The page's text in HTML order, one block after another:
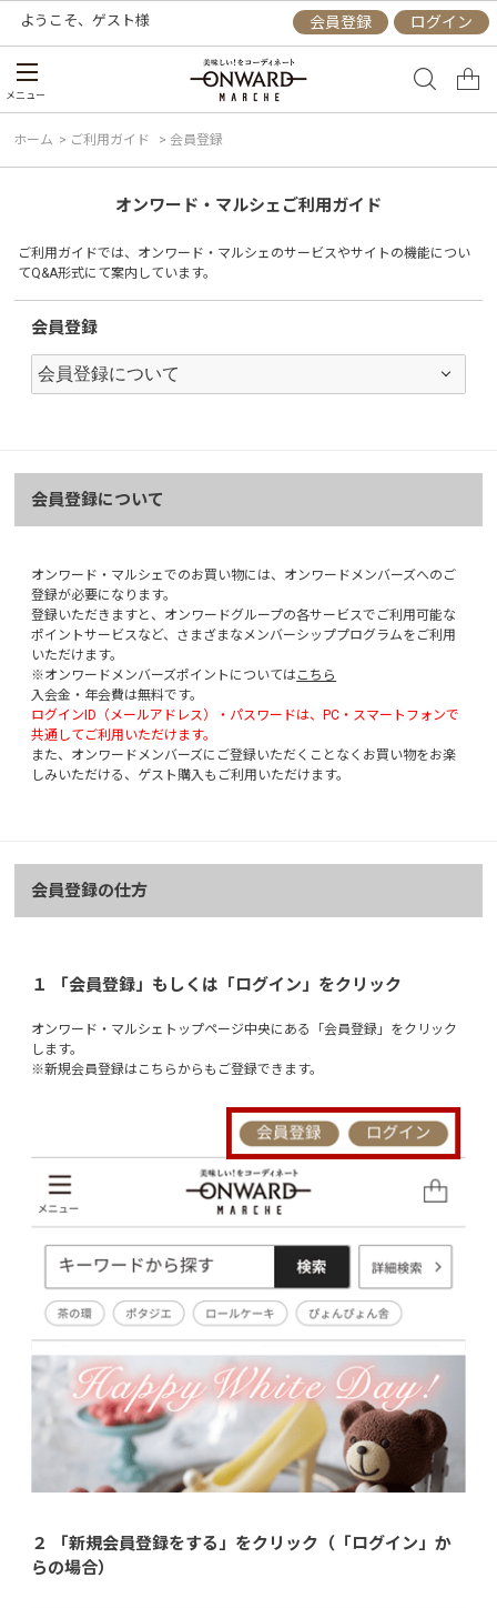
ようこそ、 ゲスト様 会員登録 ログイン
メニュー
ホーム > ご利用ガイド > 会員登録
オンワード・マルシェご利用ガイド
ご利用ガイドでは、オンワード・マルシェのサービスやサイトの機能につい
てQ&A形式にて案内しています。
会員登録
会員登録について
オンワード・マルシェでのお買い物には、オンワードメンバーズへのご
登録が必要になります。
登録いただきますと、オンワードグループの各サービスでご利用可能な
ポイントサービスなど、さまざまなメンバーシッププログラムをご利用
いただけます。
※オンワードメンバーズポイントについてはこちら
入会金・年会費は無料です。
ログインID（メールアドレス）・パスワードは、PC・スマートフォンで
共通してご利用いただけます。
また、オンワードメンバーズにご登録いただくことなくお買い物をお楽
しみいただける、ゲスト購入もご利用いただけます。
会員登録の仕方
１ 「会員登録」もしくは「ログイン」をクリック
オンワード・マルシェトップページ中央にある「会員登録」をクリック
します。
※新規会員登録はこちらからもご登録できます。
２ 「新規会員登録をする」をクリック（「ログイン」か
らの場合）